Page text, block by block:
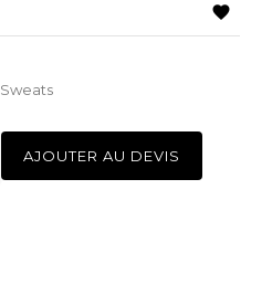

AJOUTER AU DEVIS